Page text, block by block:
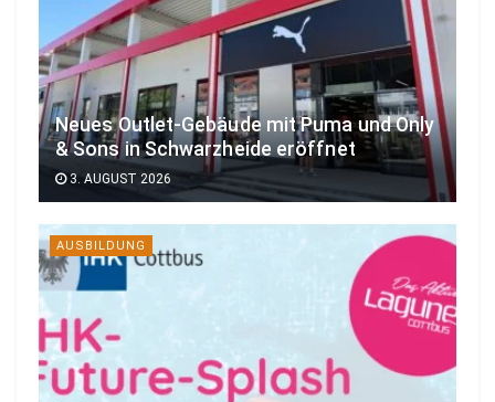
Neues Outlet-Gebäude mit Puma und Only
& Sons in Schwarzheide eröffnet
3. AUGUST 2026
AUSBILDUNG